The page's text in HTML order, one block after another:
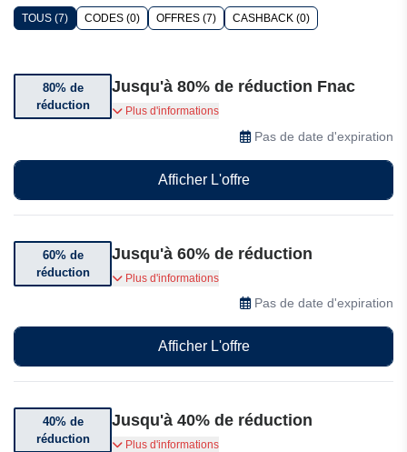
TOUS (7) CODES (0) OFFRES (7) CASHBACK (0)
80% de
réduction
Jusqu'à 80% de réduction Fnac
Jusqu'à 80% de réduction sur les abonnements
Plus d'informations
Pas de date d'expiration
Afficher L'offre
60% de
réduction
Jusqu'à 60% de réduction
Jusqu'à 60% de réduction sur une sélection
Plus d'informations
Pas de date d'expiration
Afficher L'offre
40% de
réduction
Jusqu'à 40% de réduction
Jusqu'à 40% de réduction sur le Samsung
Plus d'informations